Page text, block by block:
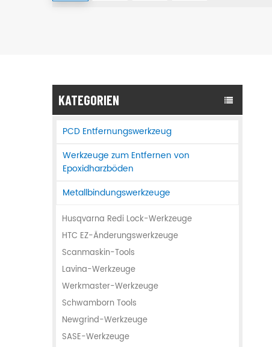
KATEGORIEN
PCD Entfernungswerkzeug
Werkzeuge zum Entfernen von
Epoxidharzböden
Metallbindungswerkzeuge
Husqvarna Redi Lock-Werkzeuge
HTC EZ-Änderungswerkzeuge
Scanmaskin-Tools
Lavina-Werkzeuge
Werkmaster-Werkzeuge
Schwamborn Tools
Newgrind-Werkzeuge
SASE-Werkzeuge